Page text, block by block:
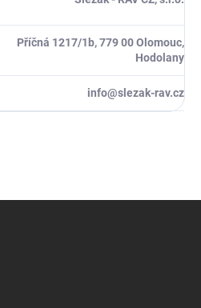
Příčná 1217/1b, 779 00 Olomouc,
Hodolany
info@slezak-rav.cz